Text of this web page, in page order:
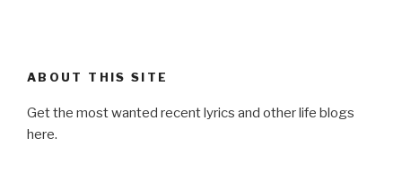
ABOUT THIS SITE
Get the most wanted recent lyrics and other life blogs
here.